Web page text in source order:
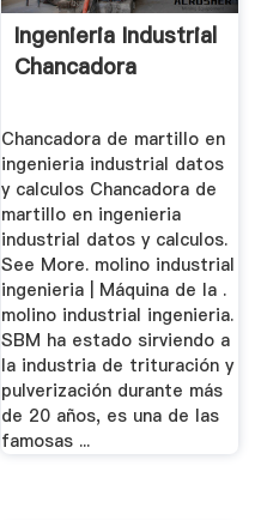
Ingenieria Industrial
Chancadora
Chancadora de martillo en
ingenieria industrial datos
y calculos Chancadora de
martillo en ingenieria
industrial datos y calculos.
See More. molino industrial
ingenieria | Máquina de la .
molino industrial ingenieria.
SBM ha estado sirviendo a
la industria de trituración y
pulverización durante más
de 20 años, es una de las
famosas ...